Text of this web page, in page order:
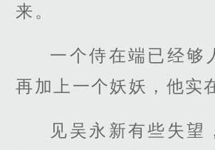
来。
一个侍在端已经够
再加上一个妖妖，他实
见吴永新有些失望